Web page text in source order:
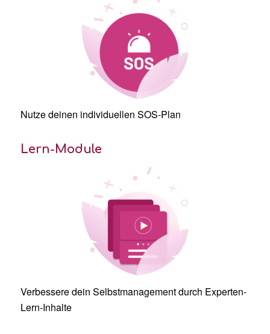
Nutze deinen individuellen SOS-Plan
Lern-Module
Verbessere dein Selbstmanagementdurch Experten-
Lern-Inhalte